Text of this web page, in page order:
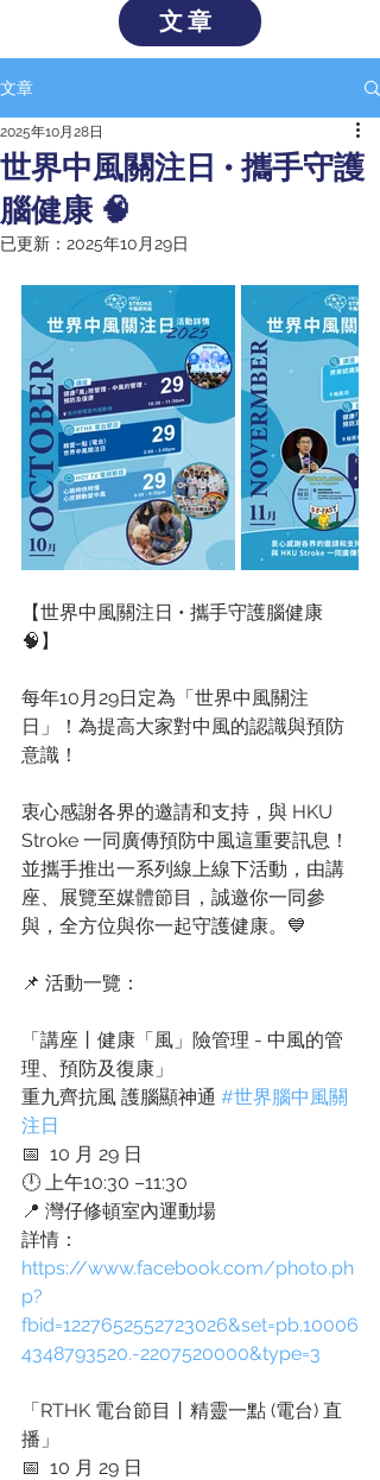
文章
文章
世界中風關注日 • 攜手守護
腦健康 🧠
2025年10月28日
已更新： 2025年10月29日
【世界中風關注日 • 攜手守護腦健康
🧠】
每年10月29日定為「世界中風關注
日」！為提高大家對中風的認識與預防
意識！
衷心感謝各界的邀請和支持，與 HKU
Stroke 一同廣傳預防中風這重要訊息！
並攜手推出一系列線上線下活動，由講
座、展覽至媒體節目，誠邀你一同參
與，全方位與你一起守護健康。💙
📌 活動一覽：
「講座丨健康「風」險管理 - 中風的管
理、預防及復康」
重九齊抗風 護腦顯神通 #世界腦中風關
注日
📅  10 月 29 日
🕛 上午10:30 –11:30
📍 灣仔修頓室內運動場
詳情：
https://www.facebook.com/photo.ph
p?
fbid=1227652552723026&set=pb.10006
4348793520.-2207520000&type=3
「RTHK 電台節目丨精靈一點 (電台) 直
播」
📅  10 月 29 日